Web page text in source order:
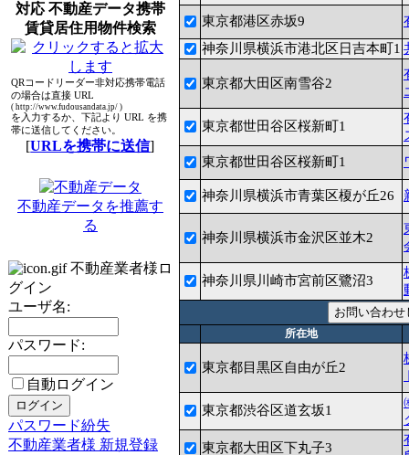
対応 不動産データ携帯
賃貸居住用物件検索
QRコードリーダー非対応携帯電話
の場合は直接 URL
( http://www.fudousandata.jp/ )
を入力するか、下記より URL を携
帯に送信してください。
[URLを携帯に送信]
不動産データを推薦す
る
不動産業者様ロ
グイン
ユーザ名:
パスワード:
自動ログイン
パスワード紛失
不動産業者様 新規登録
東京都港区赤坂9
神奈川県横浜市港北区日吉本町1
東京都大田区南雪谷2
東京都世田谷区桜新町1
東京都世田谷区桜新町1
神奈川県横浜市青葉区榎が丘26
神奈川県横浜市金沢区並木2
神奈川県川崎市宮前区鷺沼3
所在地
東京都目黒区自由が丘2
東京都渋谷区道玄坂1
東京都大田区下丸子3